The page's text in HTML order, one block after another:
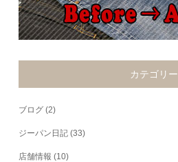
カテゴリー
ブログ (2)
ジーパン日記 (33)
店舗情報 (10)